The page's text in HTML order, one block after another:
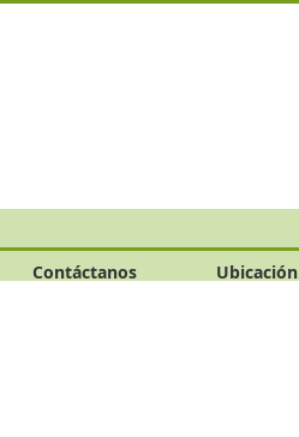
Contáctanos Ubicación